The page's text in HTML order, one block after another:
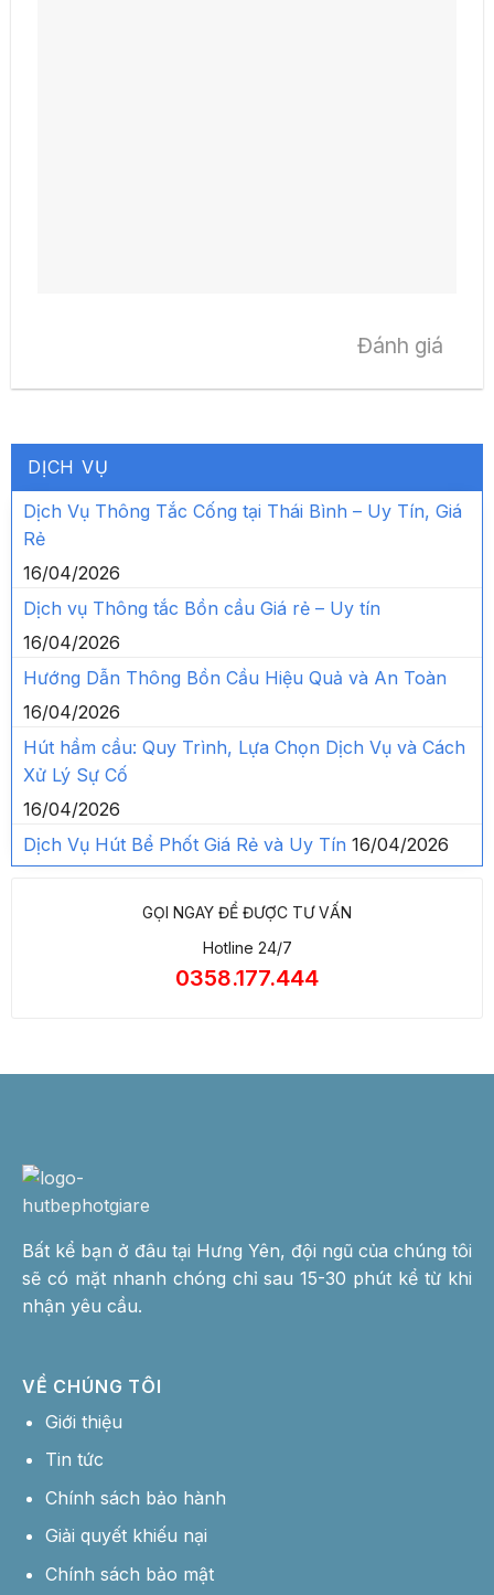
Đánh giá
DỊCH VỤ
Dịch Vụ Thông Tắc Cống tại Thái Bình – Uy Tín, Giá
Rẻ
16/04/2026
Dịch vụ Thông tắc Bồn cầu Giá rẻ – Uy tín
16/04/2026
Hướng Dẫn Thông Bồn Cầu Hiệu Quả và An Toàn
16/04/2026
Hút hầm cầu: Quy Trình, Lựa Chọn Dịch Vụ và Cách
Xử Lý Sự Cố
16/04/2026
Dịch Vụ Hút Bể Phốt Giá Rẻ và Uy Tín 16/04/2026
GỌI NGAY ĐỂ ĐƯỢC TƯ VẤN
Hotline 24/7
0358.177.444
Bất kể bạn ở đâu tại Hưng Yên, đội ngũ của chúng tôi
sẽ có mặt nhanh chóng chỉ sau 15-30 phút kể từ khi
nhận yêu cầu.
VỀ CHÚNG TÔI
Giới thiệu
Tin tức
Chính sách bảo hành
Giải quyết khiếu nại
Chính sách bảo mật